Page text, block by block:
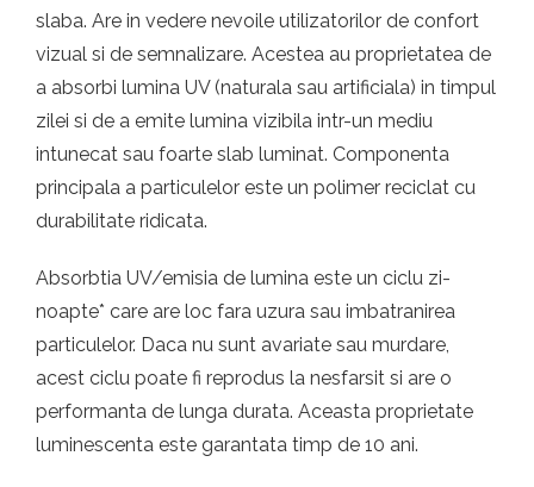
slaba. Are in vedere nevoile utilizatorilor de confort
vizual si de semnalizare. Acestea au proprietatea de
a absorbi lumina UV (naturala sau artificiala) in timpul
zilei si de a emite lumina vizibila intr-un mediu
intunecat sau foarte slab luminat. Componenta
principala a particulelor este un polimer reciclat cu
durabilitate ridicata.
Absorbtia UV/emisia de lumina este un ciclu zi-
noapte* care are loc fara uzura sau imbatranirea
particulelor. Daca nu sunt avariate sau murdare,
acest ciclu poate fi reprodus la nesfarsit si are o
performanta de lunga durata. Aceasta proprietate
luminescenta este garantata timp de 10 ani.